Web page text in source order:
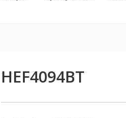
HEF4094BT